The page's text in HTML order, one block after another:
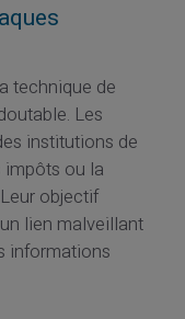
technique de
Les
institutions de
ou la
objectif
lien malveillant
informations